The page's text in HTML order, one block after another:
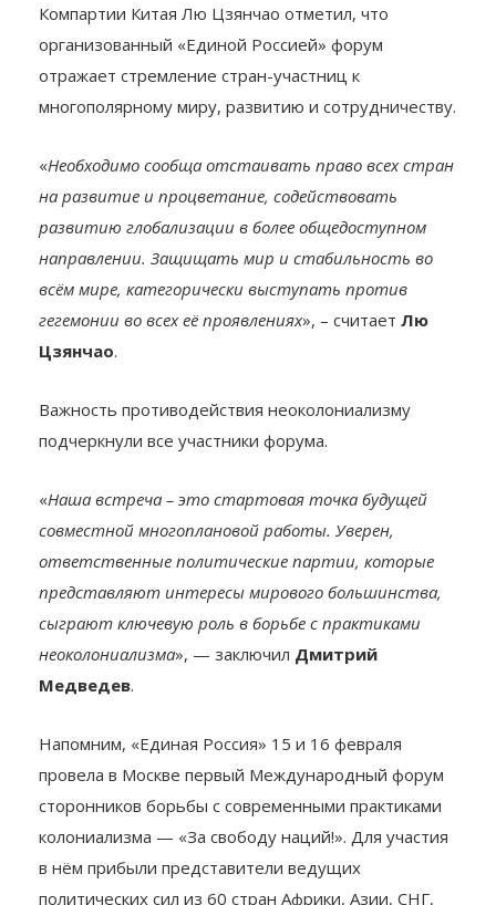
Компартии Китая Лю Цзянчао отметил, что
организованный «Единой Россией» форум
отражает стремление стран-участниц к
многополярному миру, развитию и сотрудничеству.
«Необходимо сообща отстаивать право всех стран
на развитие и процветание, содействовать
развитию глобализации в более общедоступном
направлении. Защищать мир и стабильность во
всём мире, категорически выступать против
гегемонии во всех её проявлениях», – считает Лю
Цзянчао.
Важность противодействия неоколониализму
подчеркнули все участники форума.
«Наша встреча – это стартовая точка будущей
совместной многоплановой работы. Уверен,
ответственные политические партии, которые
представляют интересы мирового большинства,
сыграют ключевую роль в борьбе с практиками
неоколониализма», — заключил Дмитрий
Медведев.
Напомним, «Единая Россия» 15 и 16 февраля
провела в Москве первый Международный форум
сторонников борьбы с современными практиками
колониализма — «За свободу наций!». Для участия
в нём прибыли представители ведущих
политических сил из 60 стран Африки, Азии, СНГ,